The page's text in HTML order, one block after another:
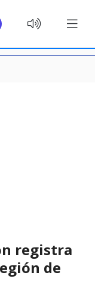
registra
de